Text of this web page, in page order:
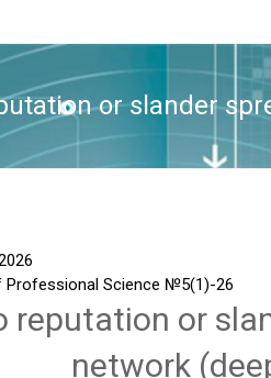
or slander
Science №5(1)-26
reputation or
network